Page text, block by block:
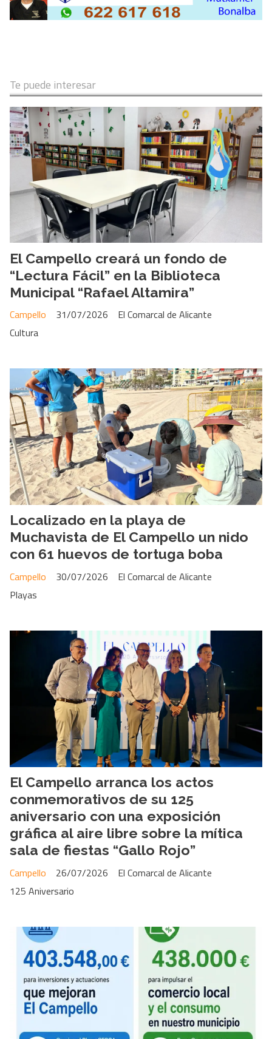
Te puede interesar
El Campello creará un fondo de
“Lectura Fácil” en la Biblioteca
Municipal “Rafael Altamira”
El Comarcal de Alicante
Campello
31/07/2026
Cultura
Localizado en la playa de
Muchavista de El Campello un nido
con 61 huevos de tortuga boba
El Comarcal de Alicante
Campello
30/07/2026
Playas
El Campello arranca los actos
conmemorativos de su 125
aniversario con una exposición
gráfica al aire libre sobre la mítica
sala de fiestas “Gallo Rojo”
El Comarcal de Alicante
Campello
26/07/2026
125 Aniversario